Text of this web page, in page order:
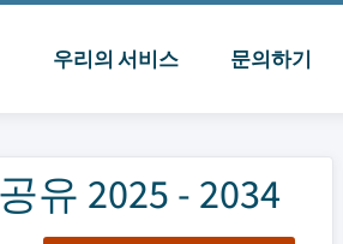
우리의 서비스 문의하기
유 2025 - 2034